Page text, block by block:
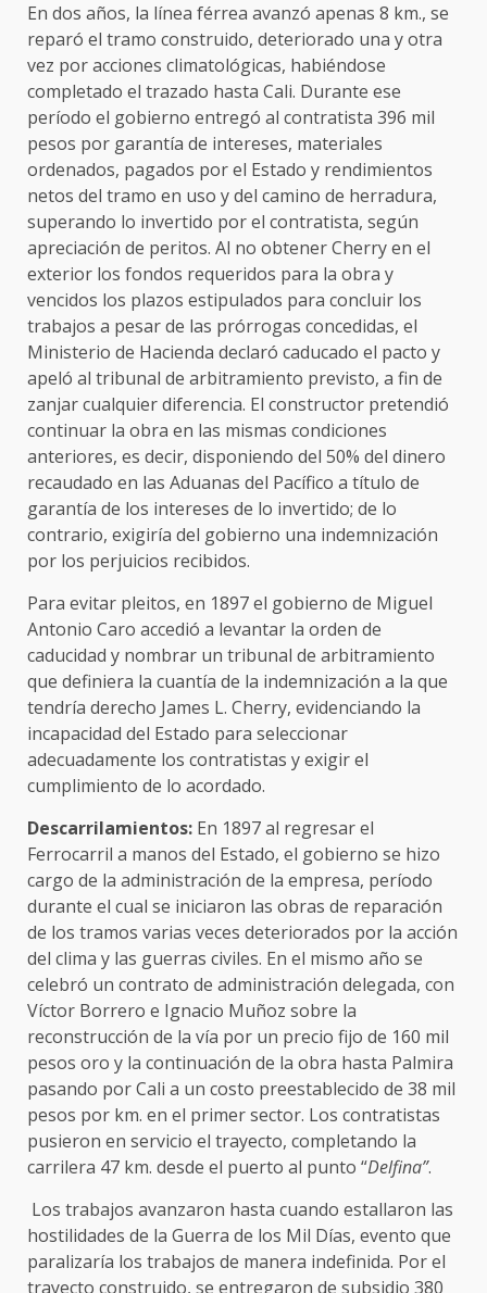
En dos años, la línea férrea avanzó apenas 8 km., se
reparó el tramo construido, deteriorado una y otra
vez por acciones climatológicas, habiéndose
completado el trazado hasta Cali. Durante ese
período el gobierno entregó al contratista 396 mil
pesos por garantía de intereses, materiales
ordenados, pagados por el Estado y rendimientos
netos del tramo en uso y del camino de herradura,
superando lo invertido por el contratista, según
apreciación de peritos. Al no obtener Cherry en el
exterior los fondos requeridos para la obra y
vencidos los plazos estipulados para concluir los
trabajos a pesar de las prórrogas concedidas, el
Ministerio de Hacienda declaró caducado el pacto y
apeló al tribunal de arbitramiento previsto, a fin de
zanjar cualquier diferencia. El constructor pretendió
continuar la obra en las mismas condiciones
anteriores, es decir, disponiendo del 50% del dinero
recaudado en las Aduanas del Pacífico a título de
garantía de los intereses de lo invertido; de lo
contrario, exigiría del gobierno una indemnización
por los perjuicios recibidos.
Para evitar pleitos, en 1897 el gobierno de Miguel
Antonio Caro accedió a levantar la orden de
caducidad y nombrar un tribunal de arbitramiento
que definiera la cuantía de la indemnización a la que
tendría derecho James L. Cherry, evidenciando la
incapacidad del Estado para seleccionar
adecuadamente los contratistas y exigir el
cumplimiento de lo acordado.
Descarrilamientos: En 1897 al regresar el
Ferrocarril a manos del Estado, el gobierno se hizo
cargo de la administración de la empresa, período
durante el cual se iniciaron las obras de reparación
de los tramos varias veces deteriorados por la acción
del clima y las guerras civiles. En el mismo año se
celebró un contrato de administración delegada, con
Víctor Borrero e Ignacio Muñoz sobre la
reconstrucción de la vía por un precio fijo de 160 mil
pesos oro y la continuación de la obra hasta Palmira
pasando por Cali a un costo preestablecido de 38 mil
pesos por km. en el primer sector. Los contratistas
pusieron en servicio el trayecto, completando la
carrilera 47 km. desde el puerto al punto “Delfina”.
Los trabajos avanzaron hasta cuando estallaron las
hostilidades de la Guerra de los Mil Días, evento que
paralizaría los trabajos de manera indefinida. Por el
trayecto construido, se entregaron de subsidio 380